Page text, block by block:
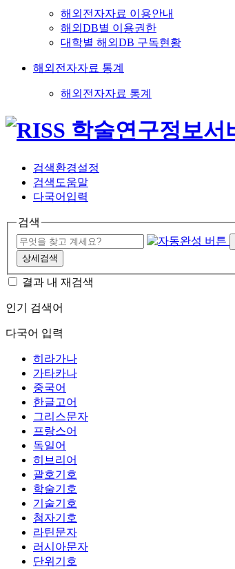
해외전자자료 이용안내
해외DB별 이용권한
대학별 해외DB 구독현황
해외전자자료 통계
해외전자자료 통계
검색환경설정
검색도움말
다국어입력
검색
상세검색
결과 내 재검색
인기 검색어
다국어 입력
히라가나
가타카나
중국어
한글고어
그리스문자
프랑스어
독일어
히브리어
괄호기호
학술기호
기술기호
첨자기호
라틴문자
러시아문자
단위기호